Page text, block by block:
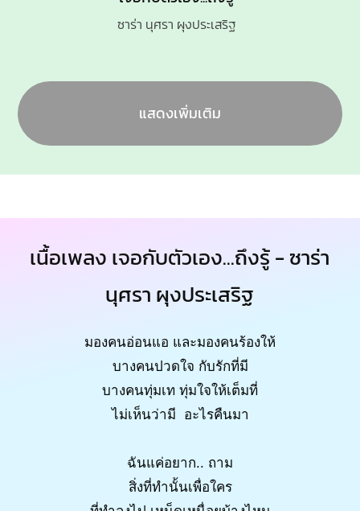
ซาร่า นุศรา ผุงประเสริฐ
แสดงเพิ่มเติม
เนื้อเพลง เจอกับตัวเอง...ถึงรู้ - ซาร่า
นุศรา ผุงประเสริฐ
มองคนอ่อนแอ และมองคนร้องให้
บางคนปวดใจ กับรักที่มี
บางคนทุ่มเท ทุ่มใจให้เต็มที่
ไม่เห็นว่ามี อะไรคืนมา
ฉันแค่อยาก.. ถาม
สิ่งที่ทำนั้นเพื่อใคร